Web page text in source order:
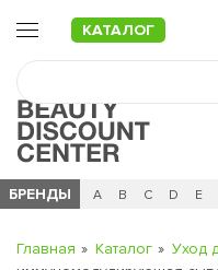
КАТАЛОГ
БРЕНДЫ
Ч 0 - 9 A B C D E
Главная Каталог Уход